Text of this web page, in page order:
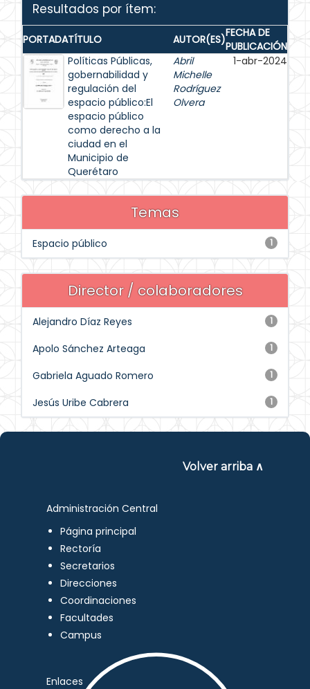
Resultados por ítem:
PORTADATÍTULO AUTOR(ES)FECHA DE
PUBLICACIÓN
Políticas Públicas,
gobernabilidad y
regulación del
espacio público:El
espacio público
como derecho a la
ciudad en el
Municipio de
Querétaro
Abril
Michelle
Rodríguez
Olvera
1-abr-2024
Temas
1
Espacio público
Director / colaboradores
1
Alejandro Díaz Reyes
1
Apolo Sánchez Arteaga
1
Gabriela Aguado Romero
1
Jesús Uribe Cabrera
Volver arriba ∧
Administración Central
Página principal
Rectoría
Secretarios
Direcciones
Coordinaciones
Facultades
Campus
Enlaces